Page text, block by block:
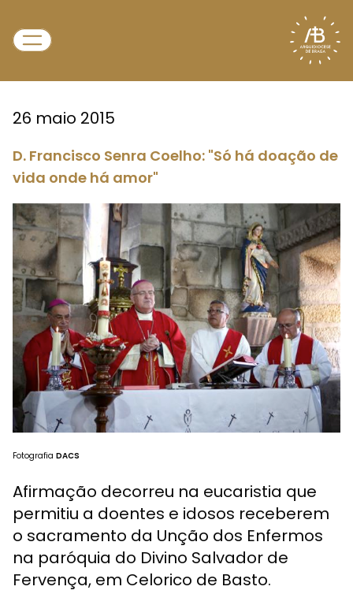
26 maio 2015
D. Francisco Senra Coelho: "Só há doação de
vida onde há amor"
Fotografia DACS
Afirmação decorreu na eucaristia que
permitiu a doentes e idosos receberem
o sacramento da Unção dos Enfermos
na paróquia do Divino Salvador de
Fervença, em Celorico de Basto.